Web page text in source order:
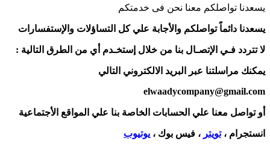
يسعدنا تواصلكم معنا نحن فى خدمتكم
يسعدنا دائماً تواصلكم والأجابة علي كل التساؤلات والإستفسارات
لا تتردد فـي الإتصـال بنا من خلال إستخـدم أي من الطرق التالية :
يمكنك مراسلتنا عبر البريد الالكتروني التالي
elwaadycompany@gmail.com
أو تواصل معنا علي الحسابات الخاصة بنا علي المواقع الأجتماعية
انستجرام ،تويتر ، فيس بوك ، يوتيوب